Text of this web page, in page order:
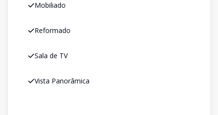
Mobiliado
Reformado
Sala de TV
Vista Panorâmica